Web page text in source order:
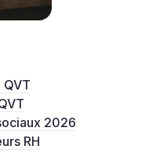
2026
RH